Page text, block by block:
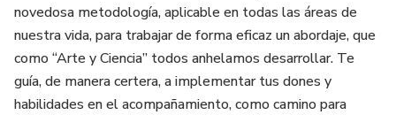
novedosa metodología, aplicable en todas las áreas de
nuestra vida, para trabajar de forma eficaz un abordaje, que
como “Arte y Ciencia” todos anhelamos desarrollar. Te
guía, de manera certera, a implementar tus dones y
habilidades en el acompañamiento, como camino para